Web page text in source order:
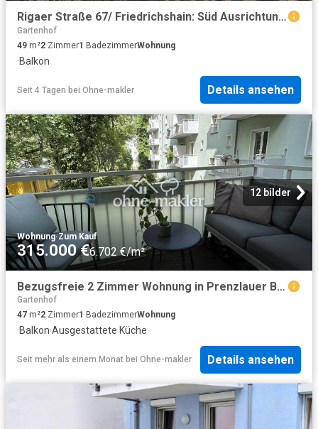
Rigaer Straße 67/ Friedrichshain: Süd Ausrichtung, 5.OG, KfW 70
Gartenhof
49 m²2 Zimmer1 BadezimmerWohnung
·Balkon
Seit 4 Tagen bei Ohne-makler Details ansehen
12 bilder
Wohnung·Zum Kauf
315.000 €6.702 €/m²
Bezugsfreie 2 Zimmer Wohnung in Prenzlauer Berg mit EBK & Balkon
Gartenhof
47 m²2 Zimmer1 BadezimmerWohnung
·Balkon·Ausgestattete Küche
Seit mehr als einem Monat bei Ohne-makler Details ansehen